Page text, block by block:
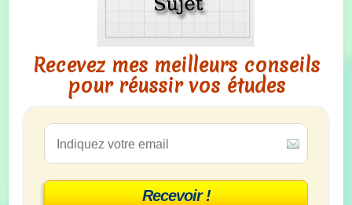
Recevez mes meilleurs conseils
pour réussir vos études
Recevoir !